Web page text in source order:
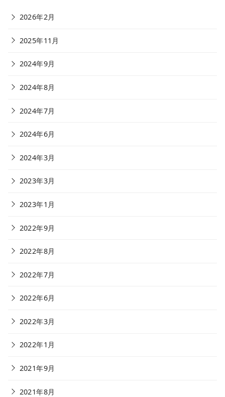
2026年2月
2025年11月
2024年9月
2024年8月
2024年7月
2024年6月
2024年3月
2023年3月
2023年1月
2022年9月
2022年8月
2022年7月
2022年6月
2022年3月
2022年1月
2021年9月
2021年8月